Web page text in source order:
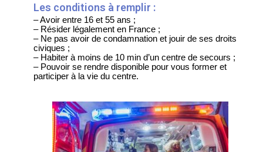
Les conditions à remplir :
– Avoir entre 16 et 55 ans ;
– Résider légalement en France ;
– Ne pas avoir de condamnation et jouir de ses droits
civiques ;
– Habiter à moins de 10 min d’un centre de secours ;
– Pouvoir se rendre disponible pour vous former et
participer à la vie du centre.